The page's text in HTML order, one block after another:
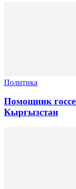
Политика
Помощник
Кыргызстан